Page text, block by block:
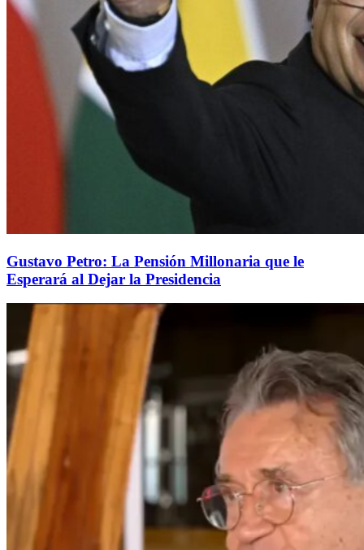
Gustavo Petro: La Pensión Millonaria que le
Esperará al Dejar la Presidencia